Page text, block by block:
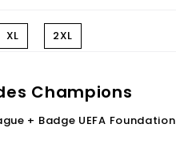
XL 2XL
Champions
+ Badge UEFA Foundation